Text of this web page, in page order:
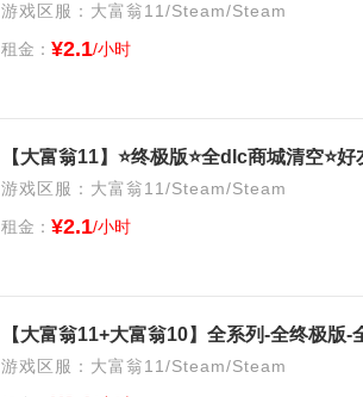
游戏区服：大富翁11/Steam/Steam
租金： ¥2.1/小时
游戏区服：大富翁11/Steam/Steam
租金： ¥2.1/小时
游戏区服：大富翁11/Steam/Steam